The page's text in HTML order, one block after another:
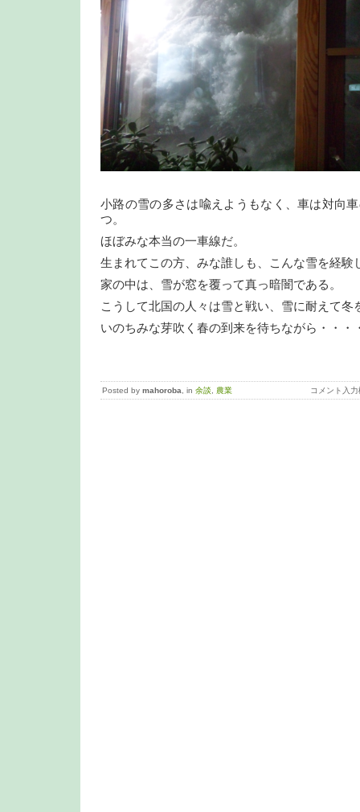
小路の雪の多さは喩えようもなく、車は対向
つ。
ほぼみな本当の一車線だ。
生まれてこの方、みな誰しも、こんな雪を経験
家の中は、雪が窓を覆って真っ暗闇である。
こうして北国の人々は雪と戦い、雪に耐えて冬
いのちみな芽吹く春の到来を待ちながら・・・
Posted by mahoroba, in 余談, 農業 コメント入力